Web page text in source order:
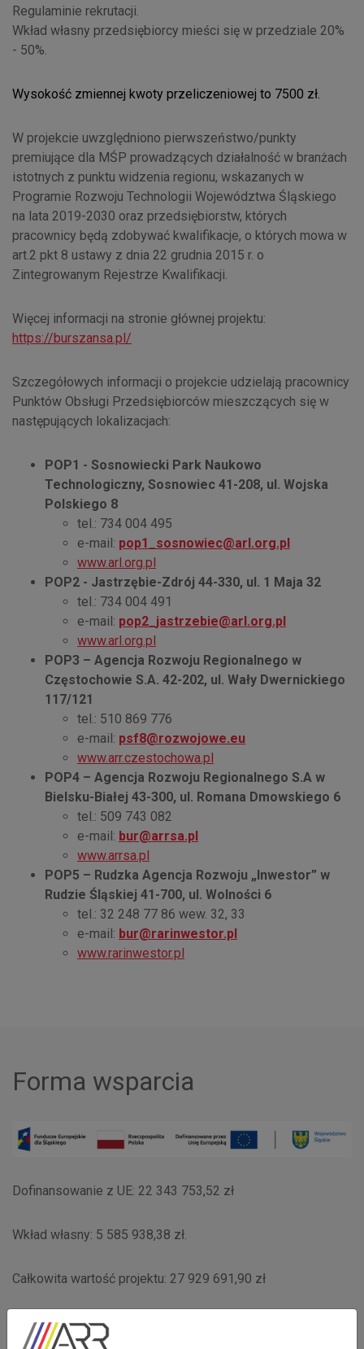
Regulaminie rekrutacji.
Wkład własny przedsiębiorcy mieści się w przedziale 20%
- 50%.
Wysokość zmiennej kwoty przeliczeniowej to 7500 zł.
W projekcie uwzględniono pierwszeństwo/punkty
premiujące dla MŚP prowadzących działalność w branżach
istotnych z punktu widzenia regionu, wskazanych w
Programie Rozwoju Technologii Województwa Śląskiego
na lata 2019-2030 oraz przedsiębiorstw, których
pracownicy będą zdobywać kwalifikacje, o których mowa w
art.2 pkt 8 ustawy z dnia 22 grudnia 2015 r. o
Zintegrowanym Rejestrze Kwalifikacji.
Więcej informacji na stronie głównej projektu:
https://burszansa.pl/
Szczegółowych informacji o projekcie udzielają pracownicy
Punktów Obsługi Przedsiębiorców mieszczących się w
następujących lokalizacjach:
POP1 - Sosnowiecki Park Naukowo
Technologiczny, Sosnowiec 41-208, ul. Wojska
Polskiego 8
tel.: 734 004 495
e-mail: pop1_sosnowiec@arl.org.pl
www.arl.org.pl
POP2 - Jastrzębie-Zdrój 44-330, ul. 1 Maja 32
tel.: 734 004 491
e-mail: pop2_jastrzebie@arl.org.pl
www.arl.org.pl
POP3 – Agencja Rozwoju Regionalnego w
Częstochowie S.A. 42-202, ul. Wały Dwernickiego
117/121
tel.: 510 869 776
e-mail: psf8@rozwojowe.eu
www.arr.czestochowa.pl
POP4 – Agencja Rozwoju Regionalnego S.A w
Bielsku-Białej 43-300, ul. Romana Dmowskiego 6
tel.: 509 743 082
e-mail: bur@arrsa.pl
www.arrsa.pl
POP5 – Rudzka Agencja Rozwoju „Inwestor” w
Rudzie Śląskiej 41-700, ul. Wolności 6
tel.: 32 248 77 86 wew. 32, 33
e-mail: bur@rarinwestor.pl
www.rarinwestor.pl
Forma wsparcia
Dofinansowanie z UE: 22 343 753,52 zł
Wkład własny: 5 585 938,38 zł.
Całkowita wartość projektu: 27 929 691,90 zł